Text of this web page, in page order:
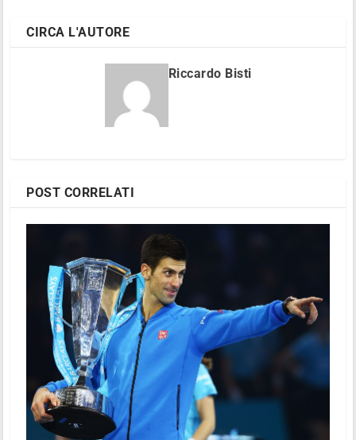
CIRCA L'AUTORE
Riccardo Bisti
POST CORRELATI